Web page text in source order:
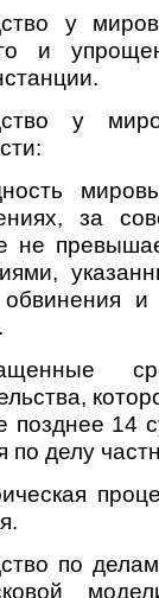
у
и
у
за
не
обвинения
позднее 14
по делу
по